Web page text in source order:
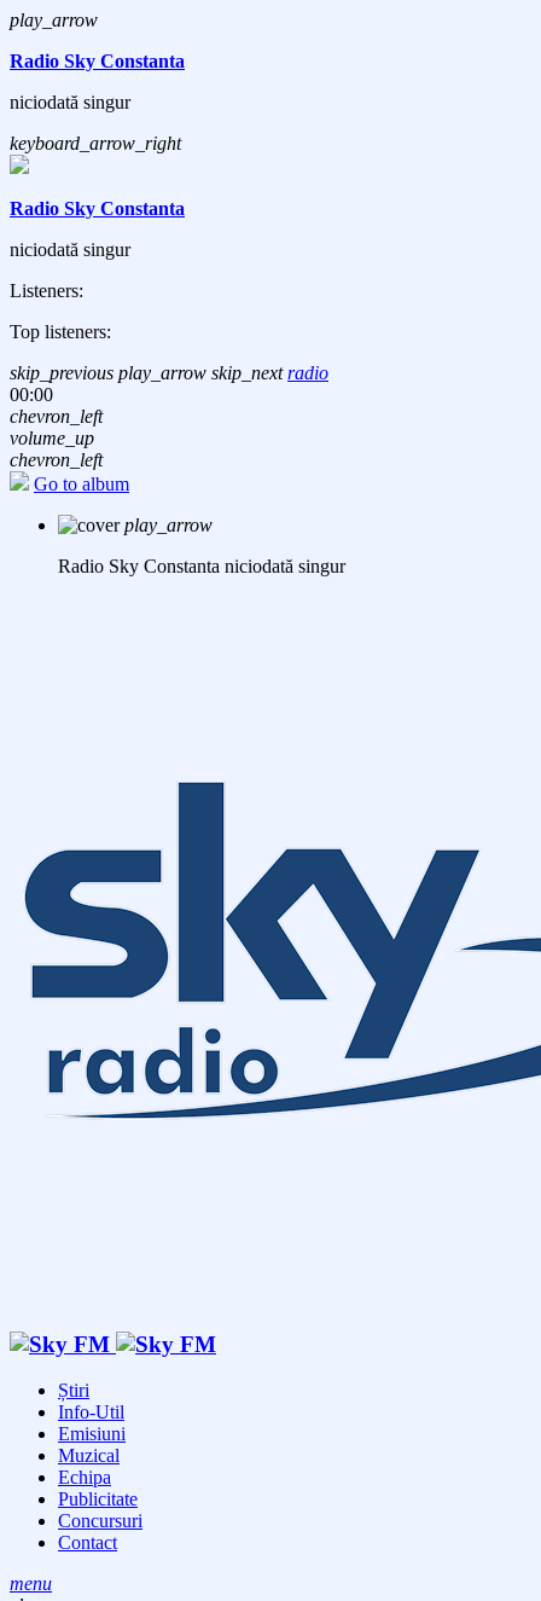
play_arrow
Radio Sky Constanta
niciodată singur
keyboard_arrow_right
Radio Sky Constanta
niciodată singur
Listeners:
Top listeners:
skip_previous play_arrow skip_next radio
00:00
chevron_left
volume_up
chevron_left
Go to album
play_arrow
Radio Sky Constanta niciodată singur
Știri
Info-Util
Emisiuni
Muzical
Echipa
Publicitate
Concursuri
Contact
menu